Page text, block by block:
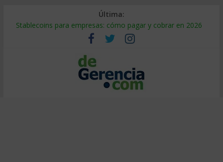
Última:
Stablecoins para empresas: cómo pagar y cobrar en 2026
Despido silencioso: qué es y por qué sale tan caro
IA en selección de personal: cómo auditarla a tiempo
Trabajo forzoso en la cadena de suministro: qué hacer
Mercado hispano de EE. UU.: cómo segmentarlo y venderle